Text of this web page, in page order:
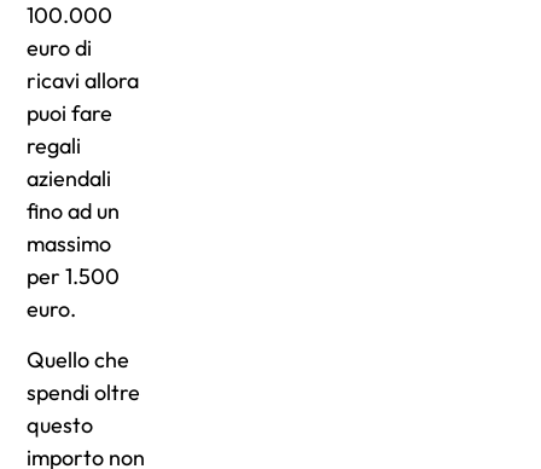
100.000
euro di
ricavi allora
puoi fare
regali
aziendali
fino ad un
massimo
per 1.500
euro.
Quello che
spendi oltre
questo
importo non